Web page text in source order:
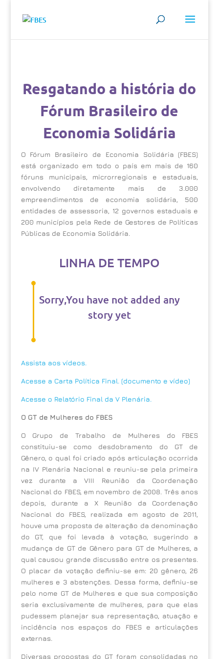
Resgatando a história do
Fórum Brasileiro de
Economia Solidária
O Fórum Brasileiro de Economia Solidária (FBES)
está organizado em todo o país em mais de 160
fóruns municipais, microrregionais e estaduais,
envolvendo diretamente mais de 3.000
empreendimentos de economia solidária, 500
entidades de assessoria, 12 governos estaduais e
200 municípios pela Rede de Gestores de Políticas
Públicas de Economia Solidária.
LINHA DE TEMPO
Sorry,You have not added any
story yet
Assista aos vídeos.
Acesse a Carta Política Final. (documento e vídeo)
Acesse o Relatório Final da V Plenária.
O GT de Mulheres do FBES
O Grupo de Trabalho de Mulheres do FBES
constituiu-se como desdobramento do GT de
Gênero, o qual foi criado após articulação ocorrida
na IV Plenária Nacional e reuniu-se pela primeira
vez durante a VIII Reunião da Coordenação
Nacional do FBES, em novembro de 2008. Três anos
depois, durante a X Reunião da Coordenação
Nacional do FBES, realizada em agosto de 2011,
houve uma proposta de alteração da denominação
do GT, que foi levada à votação, sugerindo a
mudança de GT de Gênero para GT de Mulheres, a
qual causou grande discussão entre os presentes.
O placar da votação definiu-se em: 20 gênero, 26
mulheres e 3 abstenções. Dessa forma, definiu-se
pelo nome GT de Mulheres e que sua composição
seria exclusivamente de mulheres, para que elas
pudessem planejar sua representação, atuação e
incidência nos espaços do FBES e articulações
externas.
Diversas propostas do GT foram consolidadas no